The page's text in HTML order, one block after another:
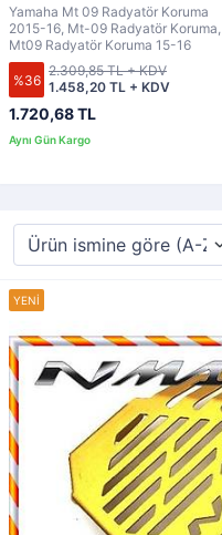
Yamaha Mt 09 Radyatör Koruma
2015-16, Mt-09 Radyatör Koruma,
Mt09 Radyatör Koruma 15-16
%36
1.720,68 TL
1.458,20 TL + KDV
2.309,85 TL + KDV